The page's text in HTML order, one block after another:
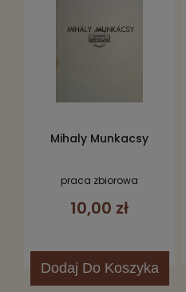
Mihaly Munkacsy
praca zbiorowa
10,00 zł
Dodaj Do Koszyka